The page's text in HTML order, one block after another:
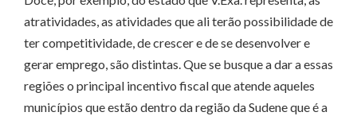
atratividades, as atividades que ali terão possibilidade de
ter competitividade, de crescer e de se desenvolver e
gerar emprego, são distintas. Que se busque a dar a essas
regiões o principal incentivo fiscal que atende aqueles
municípios que estão dentro da região da Sudene que é a